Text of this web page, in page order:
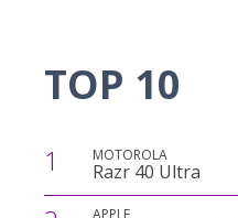
TOP 10
1 MOTOROLA
Razr 40 Ultra